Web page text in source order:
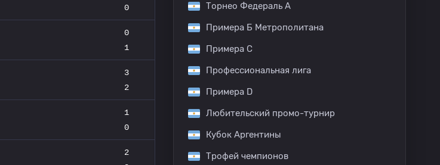
0
0
1
3
2
1
0
2
Торнео Федераль A
Примера Б Метрополитана
Примера C
Профессиональная лига
Примера D
Любительский промо-турнир
Кубок Аргентины
Трофей чемпионов